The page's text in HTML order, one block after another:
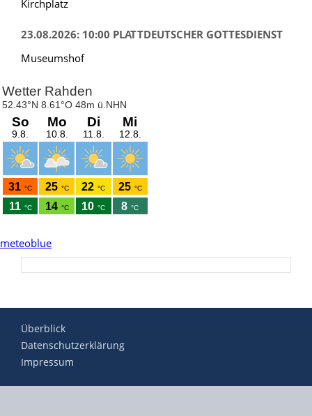
Kirchplatz
23.08.2026: 10:00 PLATTDEUTSCHER GOTTESDIENST
Museumshof
meteoblue
Überblick
Datenschutzerklärung
Impressum